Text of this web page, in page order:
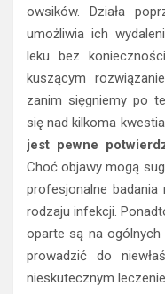
owsików. Działa
umożliwia ich
leku bez
kuszącym
zanim sięgniemy po
się nad kilkoma
jest pewne
Choć objawy mogą
profesjonalne
rodzaju infekcji.
oparte są na ogólnych
prowadzić do
nieskutecznym